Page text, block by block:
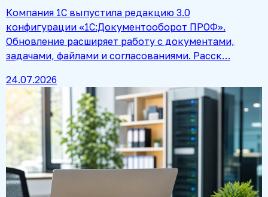
Компания 1С выпустила редакцию 3.0
конфигурации «1С:Документооборот ПРОФ».
Обновление расширяет работу с документами,
задачами, файлами и согласованиями. Расск…
24.07.2026